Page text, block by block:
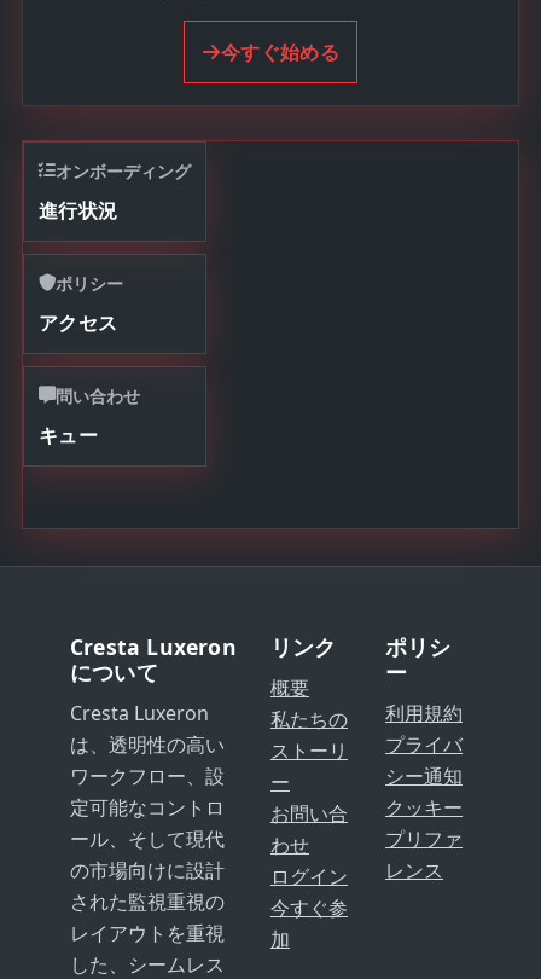
今すぐ始める
オンボーディング
進行状況
ポリシー
アクセス
問い合わせ
キュー
Cresta Luxeron
について
Cresta Luxeron
は、透明性の高い
ワークフロー、設
定可能なコントロ
ール、そして現代
の市場向けに設計
された監視重視の
レイアウトを重視
した、シームレス
リンク
概要
私たちの
ストーリ
ー
お問い合
わせ
ログイン
今すぐ参
加
ポリシ
ー
利用規約
プライバ
シー通知
クッキー
プリファ
レンス